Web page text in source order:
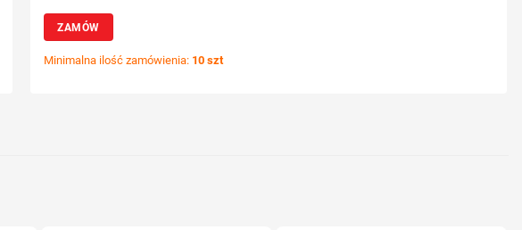
ZAMÓW
Minimalna ilość zamówienia: 10 szt